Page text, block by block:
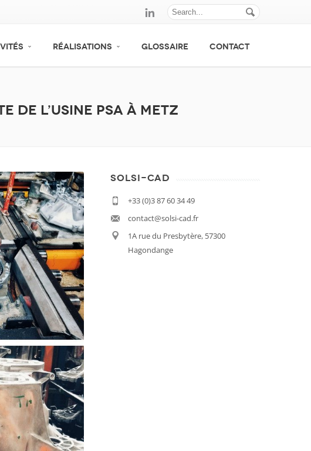
RÉALISATIONS GLOSSAIRE CONTACT
de l’usine PSA à Metz
SOLSI-CAD
+33 (0)3 87 60 34 49
contact@solsi-cad.fr
1A rue du Presbytère, 57300
Hagondange